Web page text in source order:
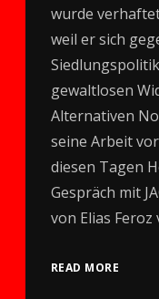
wurde
weil er sich
gewaltlosen
Alternativen
seine Arbeit
diesen Tagen
Gespräch mit
von Elias
READ MORE